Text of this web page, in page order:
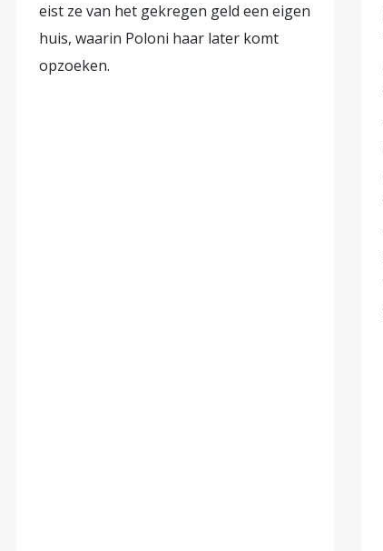
eist ze van het gekregen geld een eigen
huis, waarin Poloni haar later komt
opzoeken.